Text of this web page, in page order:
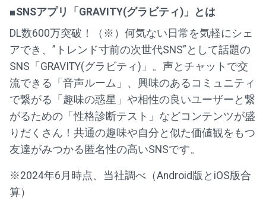
■SNSアプリ「GRAVITY(グラビティ)」とは
DL数600万突破！（※）何気ない日常を気軽にシェ
アでき、”トレンド寸前の次世代SNS”として話題の
SNS「GRAVITY(グラビティ)」。声とチャットで交
流できる「音声ルーム」、興味のあるコミュニティ
で繋がる「趣味の惑星」や相性の良いユーザーと繋
がるための「性格診断テスト」などコンテンツが盛
りだくさん！共通の趣味や自分と似た価値観をもつ
友達がみつかる匿名性の高いSNSです。
※2024年6月時点、当社調べ（Android版とiOS版合
算）